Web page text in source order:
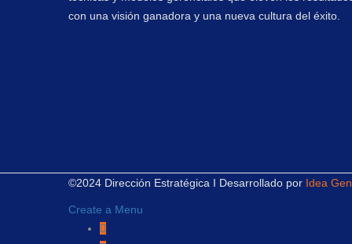
con una visión ganadora y una nueva cultura del éxito.
©2024 Dirección Estratégica I Desarrollado por Idea
Create a Menu